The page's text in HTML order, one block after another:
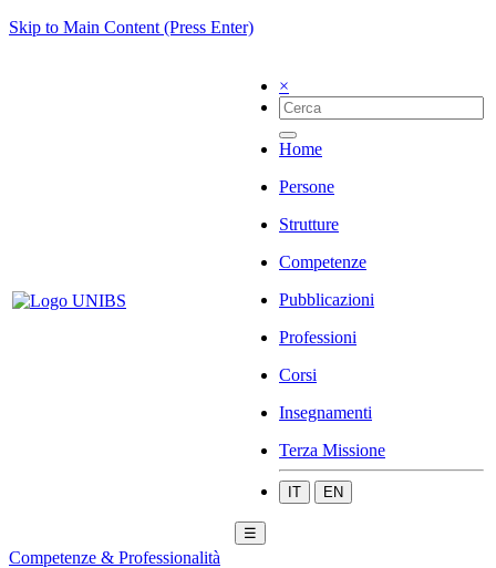
Skip to Main Content (Press Enter)
×
Home
Persone
Strutture
Competenze
Pubblicazioni
Professioni
Corsi
Insegnamenti
Terza Missione
IT EN
☰
Competenze & Professionalità